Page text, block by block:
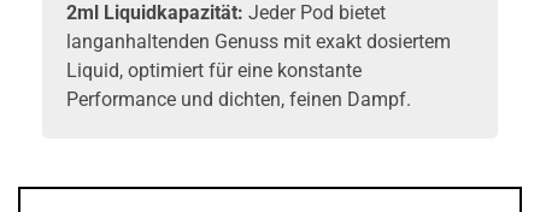
2ml Liquidkapazität: Jeder Pod bietet
langanhaltenden Genuss mit exakt dosiertem
Liquid, optimiert für eine konstante
Performance und dichten, feinen Dampf.